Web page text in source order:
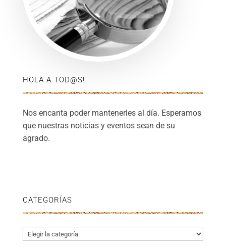
HOLA A TOD@S!
Nos encanta poder mantenerles al día. Esperamos
que nuestras noticias y eventos sean de su
agrado.
CATEGORÍAS
Categorías